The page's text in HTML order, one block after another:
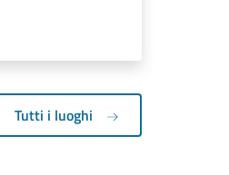
Tutti i luoghi